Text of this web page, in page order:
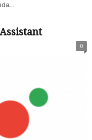
0